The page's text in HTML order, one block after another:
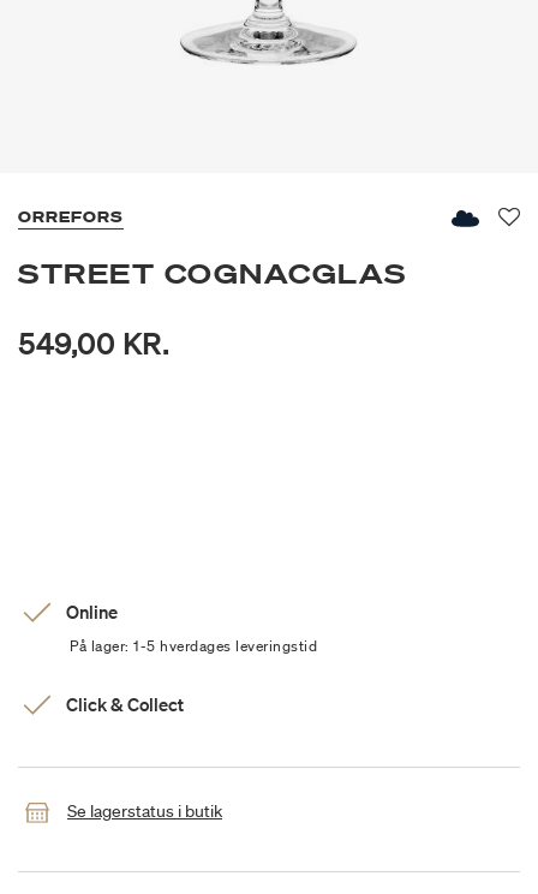
ORREFORS
STREET COGNACGLAS
549,00 KR.
Online
På lager: 1-5 hverdages leveringstid
Click & Collect
Se lagerstatus i butik